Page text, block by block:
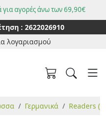
αγορές άνω των 69,90€
: 2622026910
λογαριασμού
Γερμανικά Readers